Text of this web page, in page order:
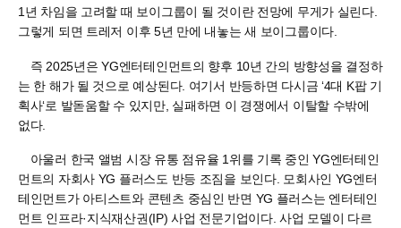
1년 차임을 고려할 때 보이그룹이 될 것이란 전망에 무게가 실린다.
그렇게 되면 트레저 이후 5년 만에 내놓는 새 보이그룹이다.
즉 2025년은 YG엔터테인먼트의 향후 10년 간의 방향성을 결정하
는 한 해가 될 것으로 예상된다. 여기서 반등하면 다시금 ‘4대 K팝 기
획사‘로 발돋움할 수 있지만, 실패하면 이 경쟁에서 이탈할 수밖에
없다.
아울러 한국 앨범 시장 유통 점유율 1위를 기록 중인 YG엔터테인
먼트의 자회사 YG 플러스도 반등 조짐을 보인다. 모회사인 YG엔터
테인먼트가 아티스트와 콘텐츠 중심인 반면 YG 플러스는 엔터테인
먼트 인프라·지식재산권(IP) 사업 전문기업이다. 사업 모델이 다르